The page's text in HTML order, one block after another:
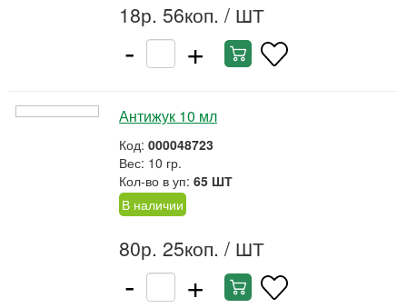
18р. 56коп. / ШТ
- +
Антижук 10 мл
Код: 000048723
Вес: 10 гр.
Кол-во в уп: 65 ШТ
В наличии
80р. 25коп. / ШТ
- +